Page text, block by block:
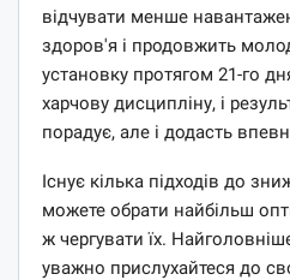
відчувати менше
здоров'я і продовжить
установку протягом 21-го
харчову дисципліну, і
порадує, але і додасть
Існує кілька підходів до
можете обрати найбільш
ж чергувати їх.
уважно прислухайтеся до